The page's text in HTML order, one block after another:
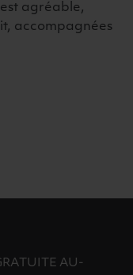
agréable,
accompagnées
AU-